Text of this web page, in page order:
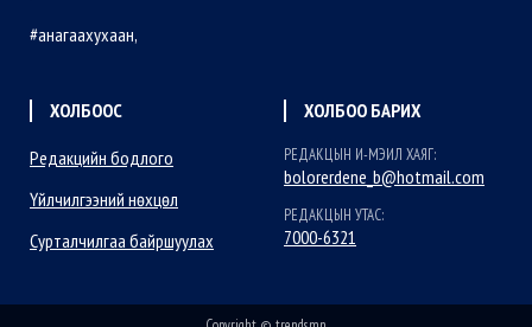
анагаахухаан
ХОЛБООС
Редакцийн бодлого
Үйлчилгээний нөхцөл
Сурталчилгаа байршуулах
ХОЛБОО БАРИХ
РЕДАКЦЫН И-МЭИЛ ХАЯГ:
bolorerdene_b@hotmail.com
РЕДАКЦЫН УТАС:
7000-6321